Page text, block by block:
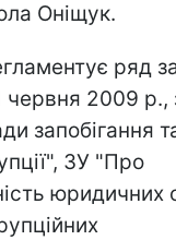
Оніщук.
ряд
червня 2009 р.,
запобігання
ЗУ "Про
юридичних